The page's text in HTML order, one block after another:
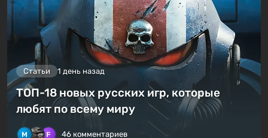
Статьи 1 день назад
ТОП-18 новых русских игр, которые
любят по всему миру
46 комментариев